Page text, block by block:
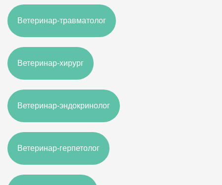
Ветеринар-травматолог
Ветеринар-хирург
Ветеринар-эндокринолог
Ветеринар-герпетолог